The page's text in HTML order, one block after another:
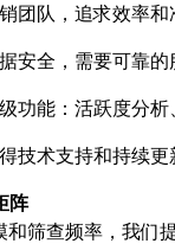
团队，追求效率和
安全，需要可靠的
功能：活跃度分
技术支持和持续更
阵
筛查频率，我们